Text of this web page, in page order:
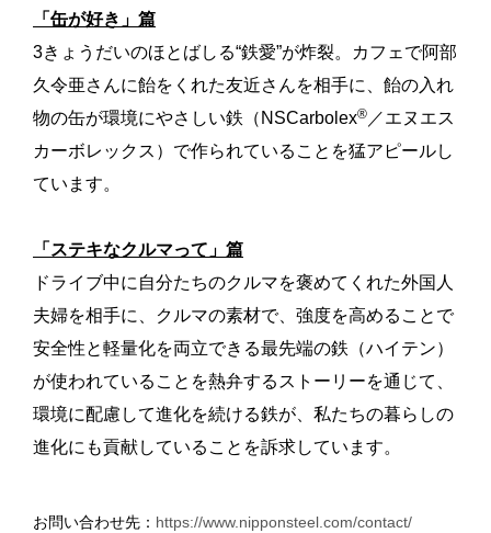
「缶が好き」篇
3きょうだいのほとばしる“鉄愛”が炸裂。カフェで阿部
久令亜さんに飴をくれた友近さんを相手に、飴の入れ
物の缶が環境にやさしい鉄（NSCarbolex® ／エヌエス
カーボレックス）で作られていることを猛アピールし
ています。
「ステキなクルマって」篇
ドライブ中に自分たちのクルマを褒めてくれた外国人
夫婦を相手に、クルマの素材で、強度を高めることで
安全性と軽量化を両立できる最先端の鉄（ハイテン）
が使われていることを熱弁するストーリーを通じて、
環境に配慮して進化を続ける鉄が、私たちの暮らしの
進化にも貢献していることを訴求しています。
お問い合わせ先： https://www.nipponsteel.com/contact/